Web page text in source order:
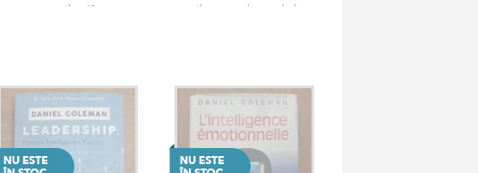
more than IQ
emotions pour s'epanouir dans